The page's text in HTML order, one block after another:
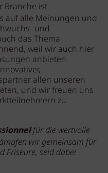
Branche ist
auf alle Meinungen und
und
das Thema
weil wir auch hier
anbieten
allen unseren
und wir freuen uns
zu
für die wertvolle
wir gemeinsam für
Friseure, seid dabei